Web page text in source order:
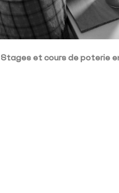
Stages et cours de poterie